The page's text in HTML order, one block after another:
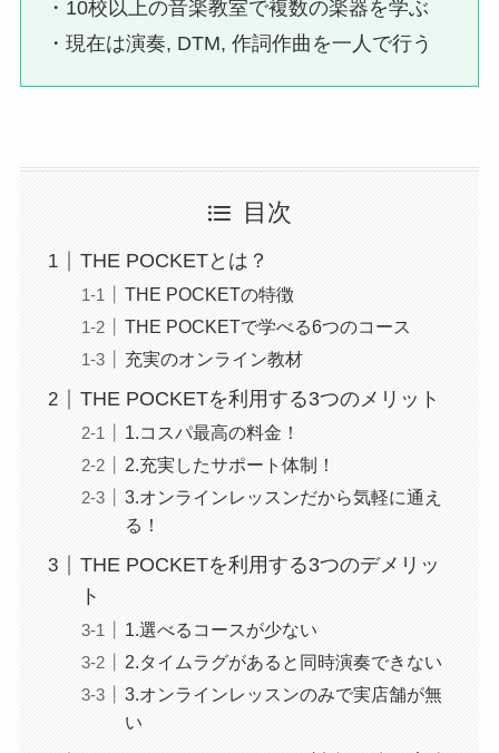
・10校以上の音楽教室で複数の楽器を学ぶ
・現在は演奏, DTM, 作詞作曲を一人で行う
目次
THE POCKETとは？
THE POCKETの特徴
THE POCKETで学べる6つのコース
充実のオンライン教材
THE POCKETを利用する3つのメリット
1.コスパ最高の料金！
2.充実したサポート体制！
3.オンラインレッスンだから気軽に通え
る！
THE POCKETを利用する3つのデメリッ
ト
1.選べるコースが少ない
2.タイムラグがあると同時演奏できない
3.オンラインレッスンのみで実店舗が無
い